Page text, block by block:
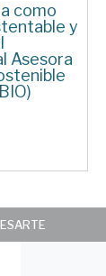
como
y
Asesora